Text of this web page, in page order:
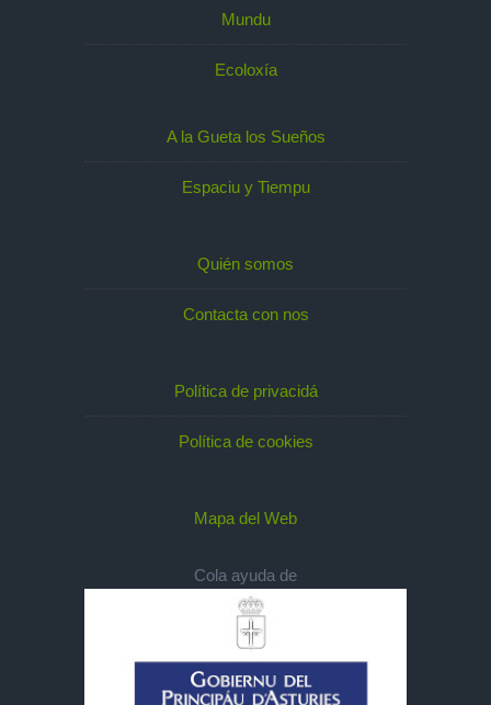
Mundu
Ecoloxía
A la Gueta los Sueños
Espaciu y Tiempu
Quién somos
Contacta con nos
Política de privacidá
Política de cookies
Mapa del Web
Cola ayuda de